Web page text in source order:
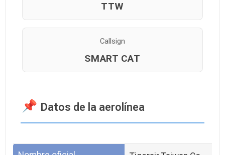
TTW
Callsign
SMART CAT
Datos de la aerolínea